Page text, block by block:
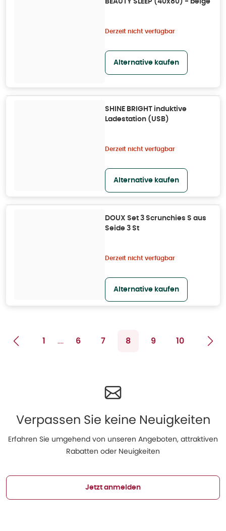
BEAUTY SLEEP (40x80) - beige
Derzeit nicht verfügbar
Alternative kaufen
SHINE BRIGHT induktive
Ladestation (USB)
Derzeit nicht verfügbar
Alternative kaufen
DOUX Set 3 Scrunchies S aus
Seide 3 St
Derzeit nicht verfügbar
Alternative kaufen
1 .... 6 7 8 9 10
Verpassen Sie keine Neuigkeiten
Erfahren Sie umgehend von unseren Angeboten, attraktiven
Rabatten oder Neuigkeiten
Jetzt anmelden